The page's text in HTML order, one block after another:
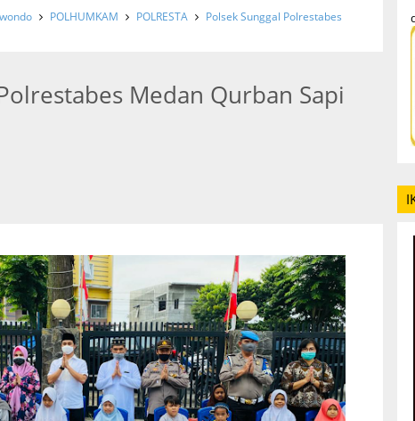
POLHUMKAM POLRESTA
Polsek Sunggal Polrestabes
Medan Qurban Sapi